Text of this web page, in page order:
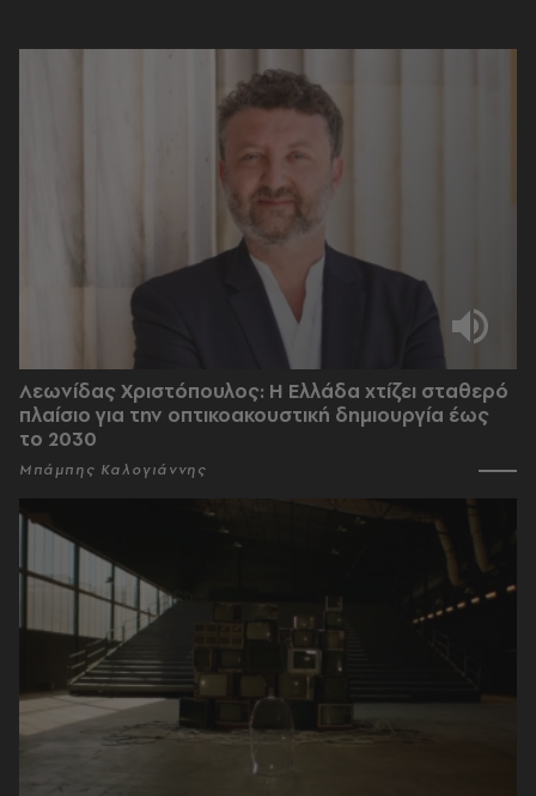
Λεωνίδας Χριστόπουλος: Η Ελλάδα χτίζει σταθερό
πλαίσιο για την οπτικοακουστική δημιουργία έως
το 2030
Μπάμπης Καλογιάννης